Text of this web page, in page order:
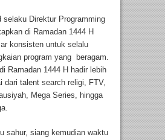
selaku Direktur Programming
di Ramadan 1444 H
konsisten untuk selalu
program yang beragam.
Ramadan 1444 H hadir lebih
dari talent search religi, FTV,
Mega Series, hingga
sahur, siang kemudian waktu